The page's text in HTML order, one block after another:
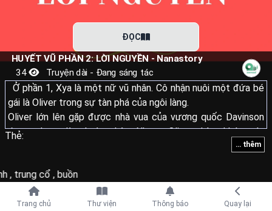
Tiếp tục với
ĐỌC
HUYẾT VŨ PHẦN 2: LỜI NGUYỀN - Nanastory
34 Truyện dài - Đang sáng tác
... thêm
Ở phần 1, Xya là một nữ vũ nhân. Cô nhận nuôi một đứa bé
gái là Oliver trong sự tàn phá của ngôi làng.
Oliver lớn lên gặp được nhà vua của vương quốc Davinson
được phong làm hoàng hậu. Nhưng Oliver thèm khát máu
của Xya để trẻ hóa cơ thể nên làm tổn thương Xya để lấy
Sau khi thoát được, Xya đã nguyền rủa những hậu duệ của
Thẻ:
trung cổ buồn
Trang chủ Thư viện Thông báo Quay lại